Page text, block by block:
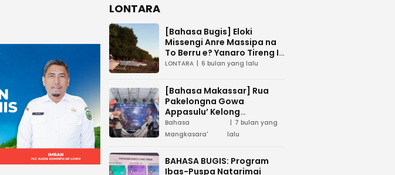
LONTARA
[Bahasa Bugis] ‎Eloki
Missengi Anre Massipa na
To Berru e? Yanaro Tireng I
Tunue
LONTARA 6 bulan yang lalu
[Bahasa Makassar] Rua
Pakelongna Gowa
Appasulu’ Kelong
Mangkasara’ “Teai Jodota”
na “Tepo’ Jarung”
Bahasa
Mangkasara'
7 bulan yang
lalu
BAHASA BUGIS: Program
Ibas-Puspa Natarimai